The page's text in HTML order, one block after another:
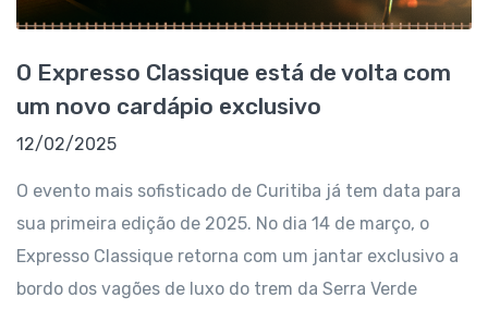
O Expresso Classique está de volta com
um novo cardápio exclusivo
12/02/2025
O evento mais sofisticado de Curitiba já tem data para
sua primeira edição de 2025. No dia 14 de março, o
Expresso Classique retorna com um jantar exclusivo a
bordo dos vagões de luxo do trem da Serra Verde